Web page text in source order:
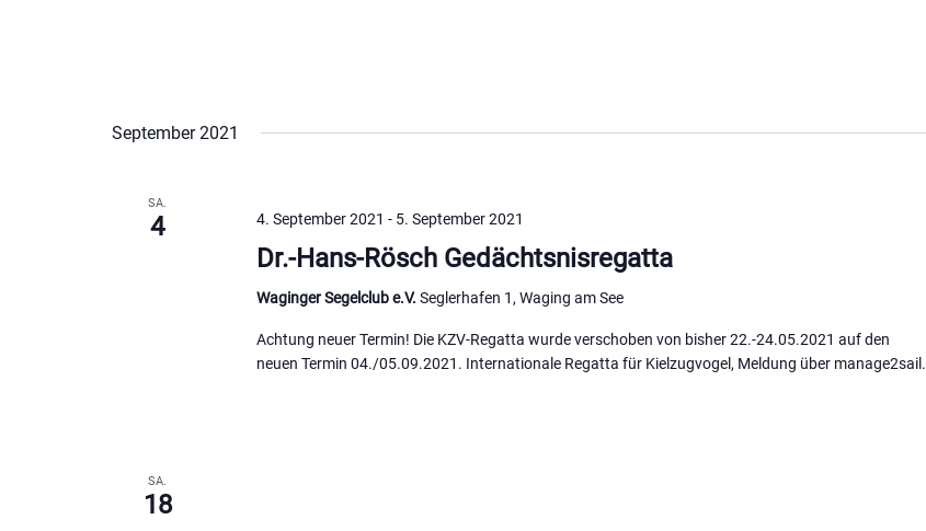
September 2021
SA.
4 4. September 2021 - 5. September 2021
Dr.-Hans-Rösch Gedächtsnisregatta
Waginger Segelclub e.V. Seglerhafen 1, Waging am See
Achtung neuer Termin! Die KZV-Regatta wurde verschoben von bisher 22.-24.05.2021 auf den
neuen Termin 04./05.09.2021. Internationale Regatta für Kielzugvogel, Meldung über manage2sail.
SA.
18